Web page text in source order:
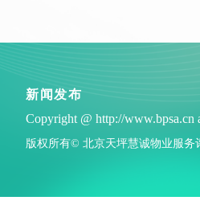
为贯彻落实《北京市人民政府办公
新闻发布
Copyright @ http://
版权所有© 北京天坪慧诚物业服务